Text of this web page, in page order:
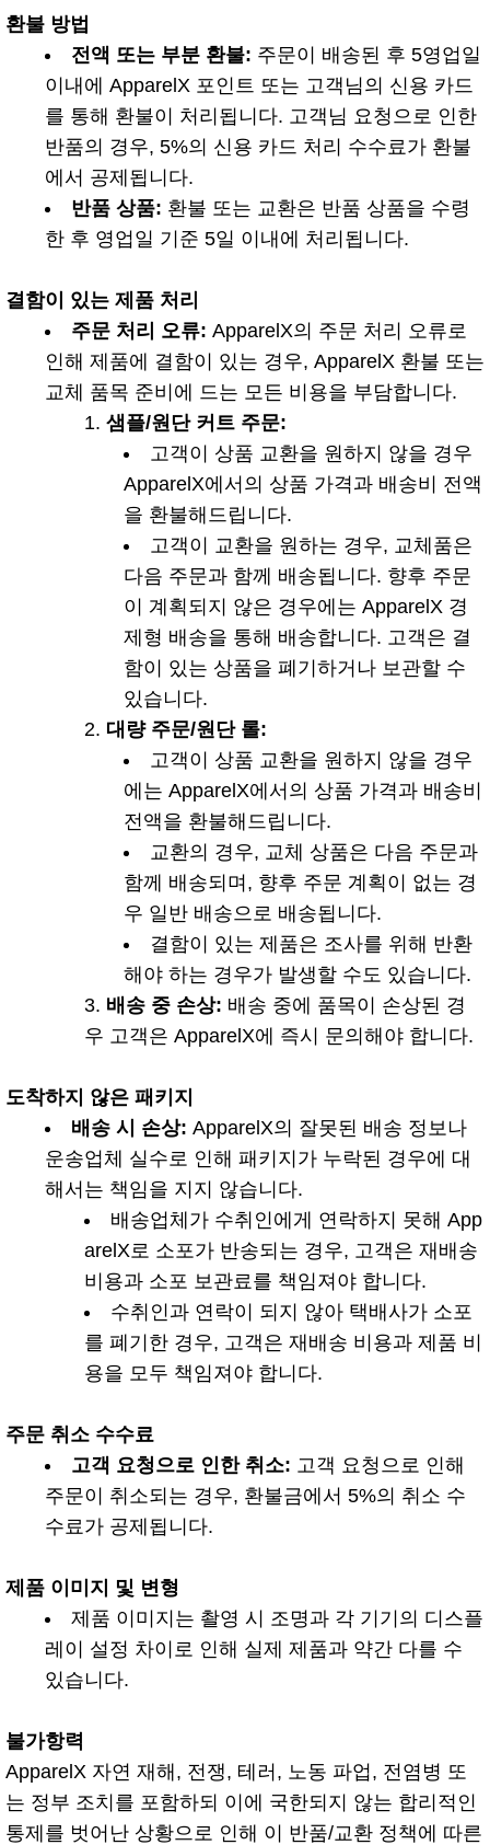
환불 방법
전액 또는 부분 환불: 주문이 배송된 후 5영업일
이내에 ApparelX 포인트 또는 고객님의 신용 카드
를 통해 환불이 처리됩니다. 고객님 요청으로 인한
반품의 경우, 5%의 신용 카드 처리 수수료가 환불
에서 공제됩니다.
반품 상품: 환불 또는 교환은 반품 상품을 수령
한 후 영업일 기준 5일 이내에 처리됩니다.
결함이 있는 제품 처리
주문 처리 오류: ApparelX의 주문 처리 오류로
인해 제품에 결함이 있는 경우, ApparelX 환불 또는
교체 품목 준비에 드는 모든 비용을 부담합니다.
샘플/원단 커트 주문:
고객이 상품 교환을 원하지 않을 경우
ApparelX에서의 상품 가격과 배송비 전액
을 환불해드립니다.
고객이 교환을 원하는 경우, 교체품은
다음 주문과 함께 배송됩니다. 향후 주문
이 계획되지 않은 경우에는 ApparelX 경
제형 배송을 통해 배송합니다. 고객은 결
함이 있는 상품을 폐기하거나 보관할 수
있습니다.
대량 주문/원단 롤:
고객이 상품 교환을 원하지 않을 경우
에는 ApparelX에서의 상품 가격과 배송비
전액을 환불해드립니다.
교환의 경우, 교체 상품은 다음 주문과
함께 배송되며, 향후 주문 계획이 없는 경
우 일반 배송으로 배송됩니다.
결함이 있는 제품은 조사를 위해 반환
해야 하는 경우가 발생할 수도 있습니다.
배송 중 손상: 배송 중에 품목이 손상된 경
우 고객은 ApparelX에 즉시 문의해야 합니다.
도착하지 않은 패키지
배송 시 손상: ApparelX의 잘못된 배송 정보나
운송업체 실수로 인해 패키지가 누락된 경우에 대
해서는 책임을 지지 않습니다.
배송업체가 수취인에게 연락하지 못해 App
arelX로 소포가 반송되는 경우, 고객은 재배송
비용과 소포 보관료를 책임져야 합니다.
수취인과 연락이 되지 않아 택배사가 소포
를 폐기한 경우, 고객은 재배송 비용과 제품 비
용을 모두 책임져야 합니다.
주문 취소 수수료
고객 요청으로 인한 취소: 고객 요청으로 인해
주문이 취소되는 경우, 환불금에서 5%의 취소 수
수료가 공제됩니다.
제품 이미지 및 변형
제품 이미지는 촬영 시 조명과 각 기기의 디스플
레이 설정 차이로 인해 실제 제품과 약간 다를 수
있습니다.
불가항력
ApparelX 자연 재해, 전쟁, 테러, 노동 파업, 전염병 또
는 정부 조치를 포함하되 이에 국한되지 않는 합리적인
통제를 벗어난 상황으로 인해 이 반품/교환 정책에 따른